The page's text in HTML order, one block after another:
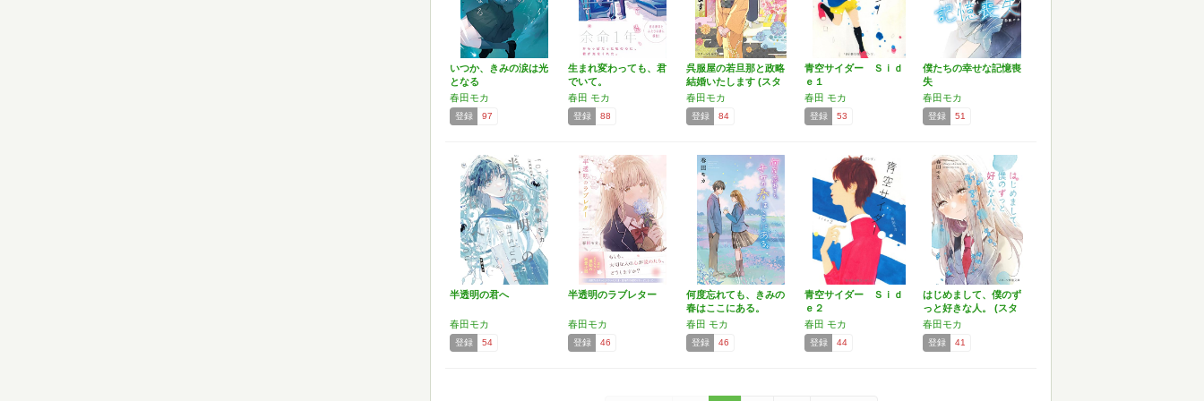
いつか、きみの涙は光
となる
春田モカ
登録 97
生まれ変わっても、君
でいて。
春田 モカ
登録 88
呉服屋の若旦那と政略
結婚いたします (スタ
ー…
春田モカ
登録 84
青空サイダー Ｓｉｄ
ｅ１
春田 モカ
登録 53
僕たちの幸せな記憶喪
失
春田モカ
登録 51
半透明の君へ
春田モカ
登録 54
半透明のラブレター
春田モカ
登録 46
何度忘れても、きみの
春はここにある。
春田 モカ
登録 46
青空サイダー Ｓｉｄ
ｅ２
春田 モカ
登録 44
はじめまして、僕のず
っと好きな人。 (スタ
ー…
春田モカ
登録 41